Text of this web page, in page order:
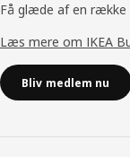
Få glæde af en række
Læs mere om IKEA
Bliv medlem nu